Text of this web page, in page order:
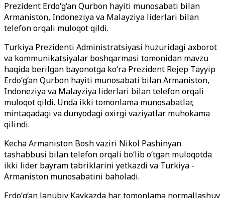
Prezident Erdo‘g‘an Qurbon hayiti munosabati bilan
Armaniston, Indoneziya va Malayziya liderlari bilan
telefon orqali muloqot qildi.
Turkiya Prezidenti Administratsiyasi huzuridagi axborot
va kommunikatsiyalar boshqarmasi tomonidan mavzu
haqida berilgan bayonotga ko‘ra Prezident Rejep Tayyip
Erdo‘g‘an Qurbon hayiti munosabati bilan Armaniston,
Indoneziya va Malayziya liderlari bilan telefon orqali
muloqot qildi. Unda ikki tomonlama munosabatlar,
mintaqadagi va dunyodagi oxirgi vaziyatlar muhokama
qilindi.
Kecha Armaniston Bosh vaziri Nikol Pashinyan
tashabbusi bilan telefon orqali bo‘lib o‘tgan muloqotda
ikki lider bayram tabriklarini yetkazdi va Turkiya -
Armaniston munosabatini baholadi.
Erdo‘g‘an Janubiy Kavkazda har tomonlama normallashuv